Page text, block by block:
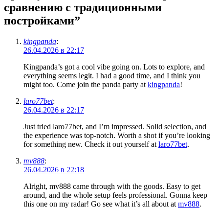
сравнению с традиционными
постройками”
kingpanda:
26.04.2026 в 22:17
Kingpanda’s got a cool vibe going on. Lots to explore, and
everything seems legit. I had a good time, and I think you
might too. Come join the panda party at kingpanda!
laro77bet:
26.04.2026 в 22:17
Just tried laro77bet, and I’m impressed. Solid selection, and
the experience was top-notch. Worth a shot if you’re looking
for something new. Check it out yourself at laro77bet.
mv888:
26.04.2026 в 22:18
Alright, mv888 came through with the goods. Easy to get
around, and the whole setup feels professional. Gonna keep
this one on my radar! Go see what it’s all about at mv888.